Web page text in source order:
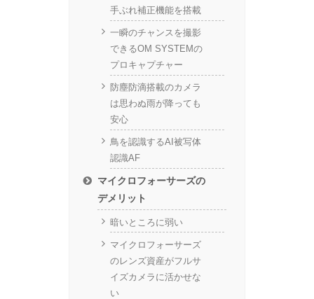
手ぶれ補正機能を搭載
一瞬のチャンスを撮影
できるOM SYSTEMの
プロキャプチャー
防塵防滴搭載のカメラ
は思わぬ雨が降っても
安心
鳥を認識するAI被写体
認識AF
マイクロフォーサーズの
デメリット
暗いところに弱い
マイクロフォーサーズ
のレンズ資産がフルサ
イズカメラに活かせな
い